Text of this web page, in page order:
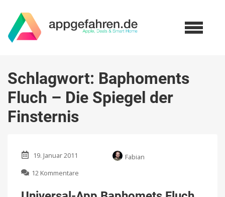
Schlagwort: Baphoments
Fluch – Die Spiegel der
Finsternis
19. Januar 2011
Fabian
12 Kommentare
App